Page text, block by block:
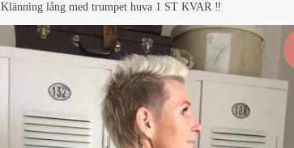
Klänning lång med trumpet huva 1 ST KVAR ‼️